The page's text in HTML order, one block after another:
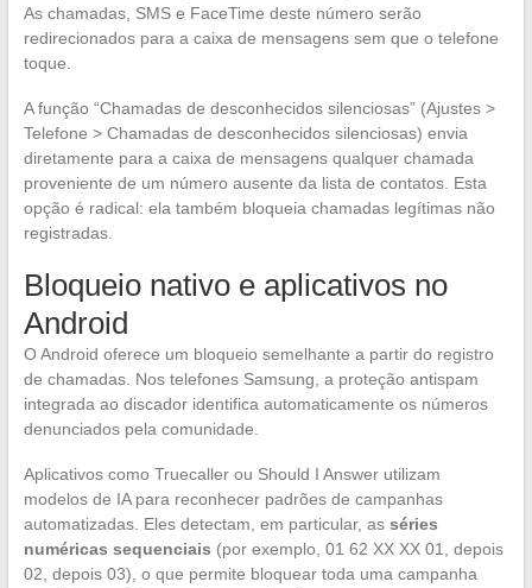
As chamadas, SMS e FaceTime deste número serão
redirecionados para a caixa de mensagens sem que o telefone
toque.
A função “Chamadas de desconhecidos silenciosas” (Ajustes >
Telefone > Chamadas de desconhecidos silenciosas) envia
diretamente para a caixa de mensagens qualquer chamada
proveniente de um número ausente da lista de contatos. Esta
opção é radical: ela também bloqueia chamadas legítimas não
registradas.
Bloqueio nativo e aplicativos no
Android
O Android oferece um bloqueio semelhante a partir do registro
de chamadas. Nos telefones Samsung, a proteção antispam
integrada ao discador identifica automaticamente os números
denunciados pela comunidade.
Aplicativos como Truecaller ou Should I Answer utilizam
modelos de IA para reconhecer padrões de campanhas
automatizadas. Eles detectam, em particular, as séries
numéricas sequenciais (por exemplo, 01 62 XX XX 01, depois
02, depois 03), o que permite bloquear toda uma campanha